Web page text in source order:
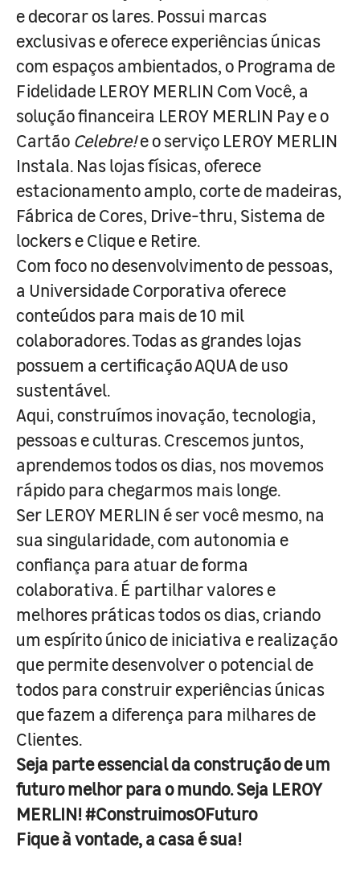
e decorar os lares. Possui marcas
exclusivas e oferece experiências únicas
com espaços ambientados, o Programa de
Fidelidade LEROY MERLIN Com Você, a
solução financeira LEROY MERLIN Pay e o
Cartão Celebre!e o serviço LEROY MERLIN
Instala. Nas lojas físicas, oferece
estacionamento amplo, corte de madeiras,
Fábrica de Cores, Drive-thru, Sistema de
lockers e Clique e Retire.
Com foco no desenvolvimento de pessoas,
a Universidade Corporativa oferece
conteúdos para mais de 10 mil
colaboradores. Todas as grandes lojas
possuem a certificação AQUA de uso
sustentável.
Aqui, construímos inovação, tecnologia,
pessoas e culturas. Crescemos juntos,
aprendemos todos os dias, nos movemos
rápido para chegarmos mais longe.
Ser LEROY MERLIN é ser você mesmo, na
sua singularidade, com autonomia e
confiança para atuar de forma
colaborativa. É partilhar valores e
melhores práticas todos os dias, criando
um espírito único de iniciativa e realização
que permite desenvolver o potencial de
todos para construir experiências únicas
que fazem a diferença para milhares de
Clientes.
Seja parte essencial da construção de um
futuro melhor para o mundo. Seja LEROY
MERLIN! #ConstruimosOFuturo
Fique à vontade, a casa é sua!